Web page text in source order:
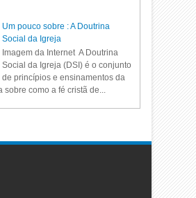
Um pouco sobre : A Doutrina
Social da Igreja
Imagem da Internet A Doutrina
Social da Igreja (DSI) é o conjunto
de princípios e ensinamentos da
sobre como a fé cristã de...